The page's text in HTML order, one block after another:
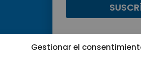
Gestionar el